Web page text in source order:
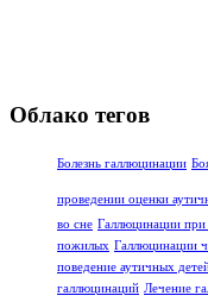
Облако тегов
Болезнь галлюцинации
проведении оценки
во сне Галлюцинации при
пожилых Галлюцинации
поведение аутичных
галлюцинаций Лечение